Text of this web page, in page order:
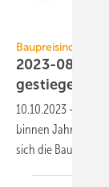
Baupreisindex
2023-08:
gestiegen
10.10.2023 -
binnen Jahres­frist
sich die Bau­preise